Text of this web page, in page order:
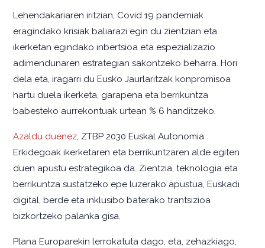
Lehendakariaren iritzian, Covid 19 pandemiak
eragindako krisiak baliarazi egin du zientzian eta
ikerketan egindako inbertsioa eta espezializazio
adimendunaren estrategian sakontzeko beharra. Hori
dela eta, iragarri du Eusko Jaurlaritzak konpromisoa
hartu duela ikerketa, garapena eta berrikuntza
babesteko aurrekontuak urtean % 6 handitzeko.
Azaldu duenez, ZTBP 2030 Euskal Autonomia
Erkidegoak ikerketaren eta berrikuntzaren alde egiten
duen apustu estrategikoa da. Zientzia, teknologia eta
berrikuntza sustatzeko epe luzerako apustua, Euskadi
digital, berde eta inklusibo baterako trantsizioa
bizkortzeko palanka gisa.
Plana Europarekin lerrokatuta dago, eta, zehazkiago,